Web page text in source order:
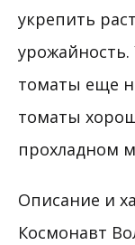
укрепить
томаты еще
томаты
прохладном
Описание и
Космонавт